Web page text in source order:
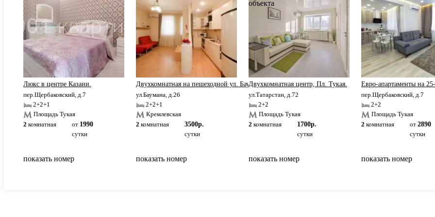
Люкс в центре Казани.
пер.Щербаковский, д.7
2+2+1
Площадь Тукая
2 комнатная от 1990
сутки
показать номер
Двухкомнатная на пешеходной ул. Баумана.
ул.Баумана, д.26
2+2+1
Кремлевская
2 комнатная
3500р.
сутки
показать номер
Двухкомнатная центр, Пл. Тукая.
ул.Татарстан, д.72
2+2
Площадь Тукая
2 комнатная
1700р.
сутки
показать номер
Евро-апартаменты на
пер.Щербаковский, д.7
2+2
Площадь Тукая
2 комнатная от 2890
сутки
показать номер